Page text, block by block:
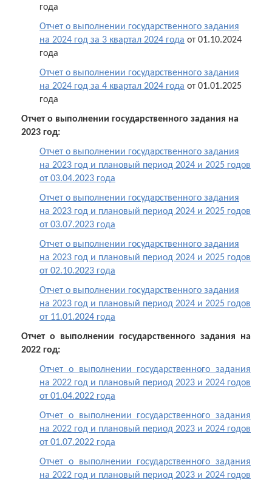
года
Отчет о выполнении государственного задания
на 2024 год за 3 квартал 2024 года от 01.10.2024
года
Отчет о выполнении государственного задания
на 2024 год за 4 квартал 2024 года от 01.01.2025
года
Отчет о выполнении государственного задания на
2023 год:
Отчет о выполнении государственного задания
на 2023 год и плановый период 2024 и 2025 годов
от 03.04.2023 года
Отчет о выполнении государственного задания
на 2023 год и плановый период 2024 и 2025 годов
от 03.07.2023 года
Отчет о выполнении государственного задания
на 2023 год и плановый период 2024 и 2025 годов
от 02.10.2023 года
Отчет о выполнении государственного задания
на 2023 год и плановый период 2024 и 2025 годов
от 11.01.2024 года
Отчет о выполнении государственного задания на
2022 год:
Отчет о выполнении государственного задания
на 2022 год и плановый период 2023 и 2024 годов
от 01.04.2022 года
Отчет о выполнении государственного задания
на 2022 год и плановый период 2023 и 2024 годов
от 01.07.2022 года
Отчет о выполнении государственного задания
на 2022 год и плановый период 2023 и 2024 годов